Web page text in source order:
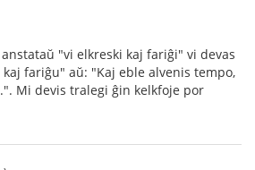
"vi elkreski kaj fariĝi" vi devas
fariĝu" aŭ: "Kaj eble alvenis tempo,
Mi devis tralegi ĝin kelkfoje por